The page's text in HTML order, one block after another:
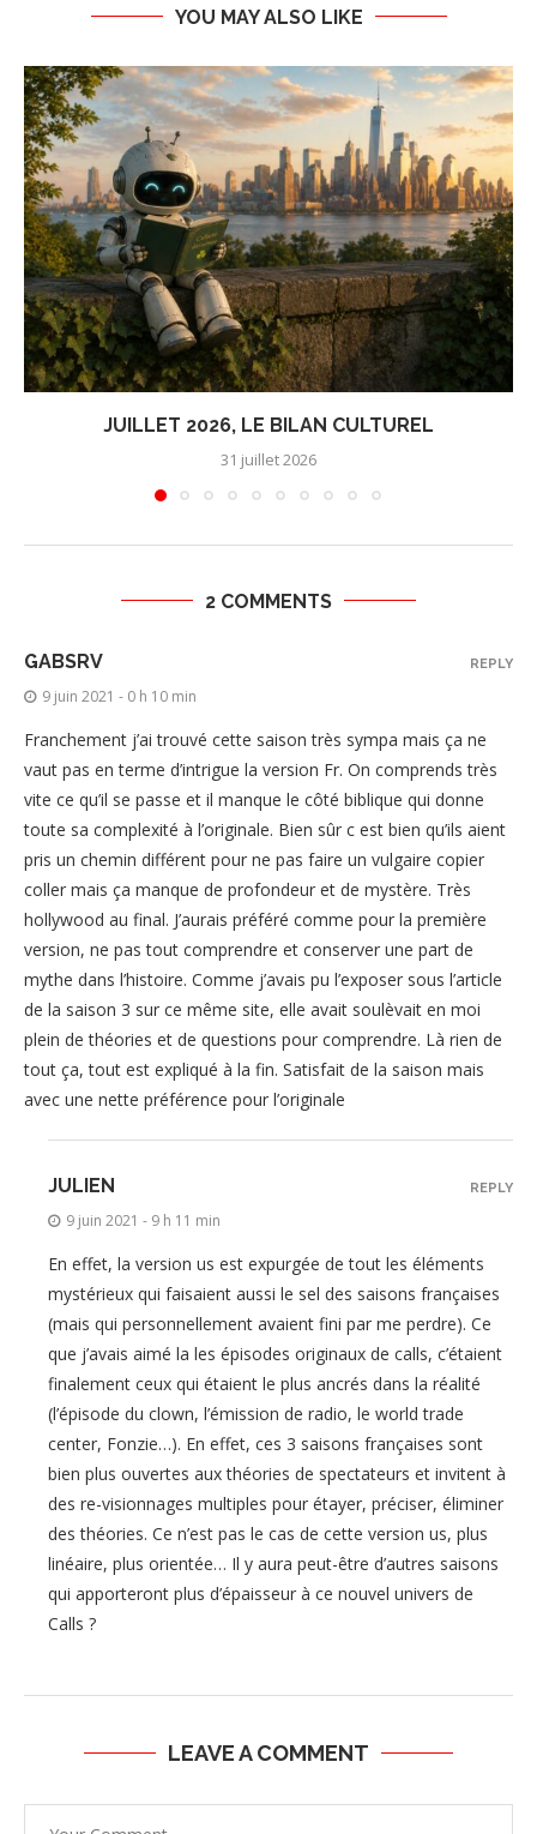
YOU MAY ALSO LIKE
JUILLET 2026, LE BILAN CULTUREL
31 juillet 2026
2 COMMENTS
GABSRV
9 juin 2021 - 0 h 10 min
Franchement j’ai trouvé cette saison très sympa mais ça ne
vaut pas en terme d’intrigue la version Fr. On comprends très
vite ce qu’il se passe et il manque le côté biblique qui donne
toute sa complexité à l’originale. Bien sûr c est bien qu’ils aient
pris un chemin différent pour ne pas faire un vulgaire copier
coller mais ça manque de profondeur et de mystère. Très
hollywood au final. J’aurais préféré comme pour la première
version, ne pas tout comprendre et conserver une part de
mythe dans l’histoire. Comme j’avais pu l’exposer sous l’article
de la saison 3 sur ce même site, elle avait soulèvait en moi
plein de théories et de questions pour comprendre. Là rien de
tout ça, tout est expliqué à la fin. Satisfait de la saison mais
avec une nette préférence pour l’originale
REPLY
JULIEN
9 juin 2021 - 9 h 11 min
En effet, la version us est expurgée de tout les éléments
mystérieux qui faisaient aussi le sel des saisons françaises
(mais qui personnellement avaient fini par me perdre). Ce
que j’avais aimé la les épisodes originaux de calls, c’étaient
finalement ceux qui étaient le plus ancrés dans la réalité
(l’épisode du clown, l’émission de radio, le world trade
center, Fonzie…). En effet, ces 3 saisons françaises sont
bien plus ouvertes aux théories de spectateurs et invitent à
des re-visionnages multiples pour étayer, préciser, éliminer
des théories. Ce n’est pas le cas de cette version us, plus
linéaire, plus orientée… Il y aura peut-être d’autres saisons
qui apporteront plus d’épaisseur à ce nouvel univers de
Calls ?
REPLY
LEAVE A COMMENT